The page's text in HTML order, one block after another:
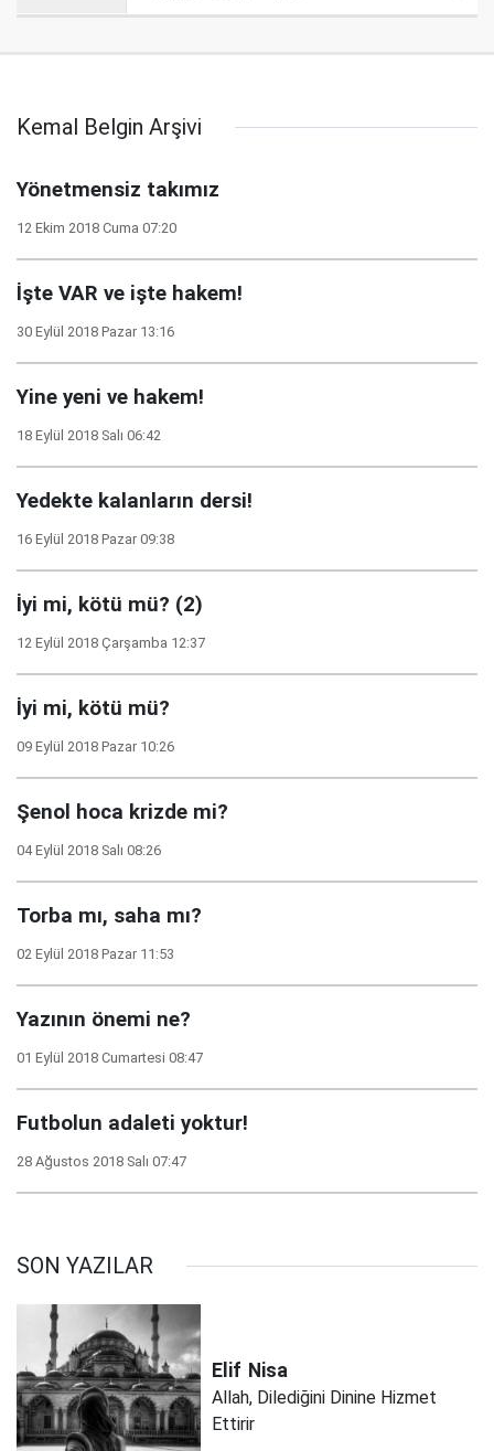
Kemal Belgin Arşivi
Yönetmensiz takımız
12 Ekim 2018 Cuma 07:20
İşte VAR ve işte hakem!
30 Eylül 2018 Pazar 13:16
Yine yeni ve hakem!
18 Eylül 2018 Salı 06:42
Yedekte kalanların dersi!
16 Eylül 2018 Pazar 09:38
İyi mi, kötü mü? (2)
12 Eylül 2018 Çarşamba 12:37
İyi mi, kötü mü?
09 Eylül 2018 Pazar 10:26
Şenol hoca krizde mi?
04 Eylül 2018 Salı 08:26
Torba mı, saha mı?
02 Eylül 2018 Pazar 11:53
Yazının önemi ne?
01 Eylül 2018 Cumartesi 08:47
Futbolun adaleti yoktur!
28 Ağustos 2018 Salı 07:47
SON YAZILAR
Elif Nisa
Allah, Dilediğini Dinine Hizmet
Ettirir